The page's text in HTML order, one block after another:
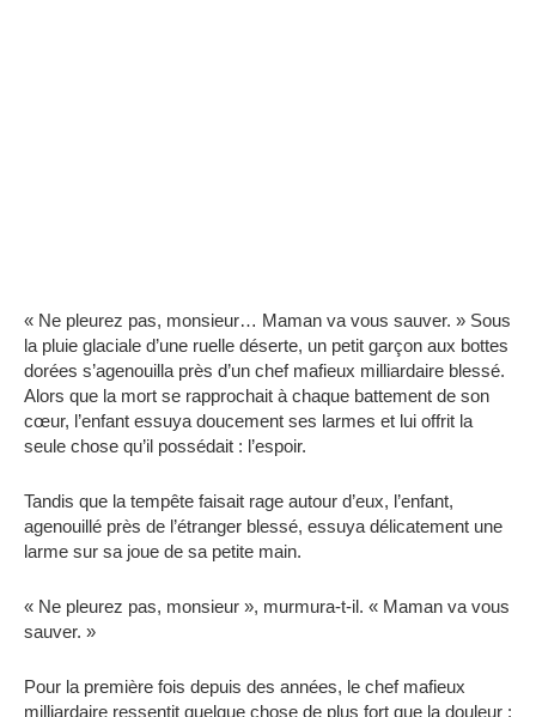
« Ne pleurez pas, monsieur… Maman va vous sauver. » Sous
la pluie glaciale d’une ruelle déserte, un petit garçon aux bottes
dorées s’agenouilla près d’un chef mafieux milliardaire blessé.
Alors que la mort se rapprochait à chaque battement de son
cœur, l’enfant essuya doucement ses larmes et lui offrit la
seule chose qu’il possédait : l’espoir.
Tandis que la tempête faisait rage autour d’eux, l’enfant,
agenouillé près de l’étranger blessé, essuya délicatement une
larme sur sa joue de sa petite main.
« Ne pleurez pas, monsieur », murmura-t-il. « Maman va vous
sauver. »
Pour la première fois depuis des années, le chef mafieux
milliardaire ressentit quelque chose de plus fort que la douleur :